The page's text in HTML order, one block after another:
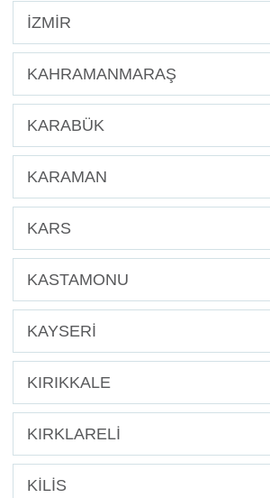
İZMİR
KAHRAMANMARAŞ
KARABÜK
KARAMAN
KARS
KASTAMONU
KAYSERİ
KIRIKKALE
KIRKLARELİ
KİLİS